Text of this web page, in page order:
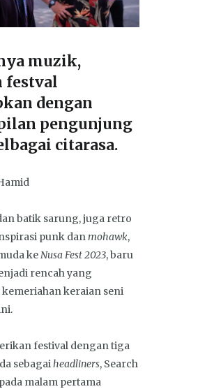
muzik,
festval
dengan
pengunjung
citarasa.
batik sarung, juga retro
punk dan mohawk,
ke Nusa Fest 2023, baru
rencah yang
keraian seni
festival dengan tiga
sebagai headliners, Search
malam pertama